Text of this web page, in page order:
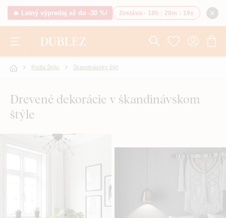
🔥 Letný výpredaj až do -30 %! Zostáva - 18h : 28m : 18s
Podľa Štýlu Škandinávsky štýl
Drevené dekorácie v škandinávskom
štýle